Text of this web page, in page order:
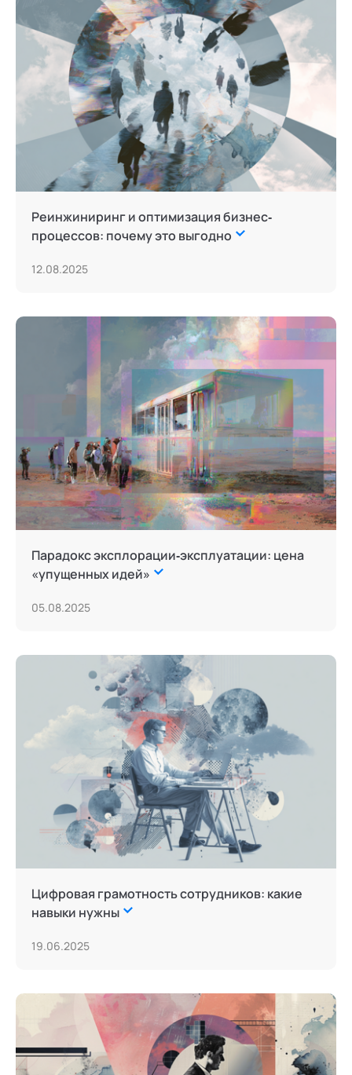
Реинжиниринг и оптимизация бизнес‐
процессов: почему это выгодно
12.08.2025
Парадокс эксплорации‐эксплуатации: цена
«упущенных идей»
05.08.2025
Цифровая грамотность сотрудников: какие
навыки нужны
19.06.2025